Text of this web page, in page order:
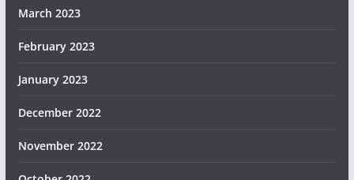
March 2023
February 2023
January 2023
December 2022
November 2022